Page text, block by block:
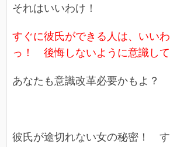
それはいいわけ！
すぐに彼氏ができる人は、いい
っ！ 後悔しないように意識して
あなたも意識改革必要かもよ？
彼氏が途切れない女の秘密！ す